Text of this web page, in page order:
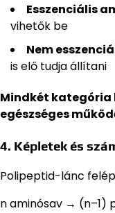
Esszenciális
vihetők be
Nem
is elő tudja állítani
Mindkét kategória
egészséges
4. Képletek és
Polipeptid-lánc
n aminósav → (n–1)